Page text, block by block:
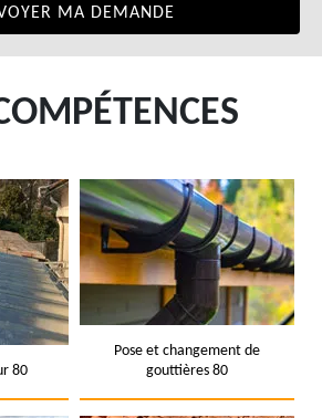
80
Pose et changement de
gouttières 80